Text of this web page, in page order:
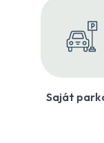
Saját